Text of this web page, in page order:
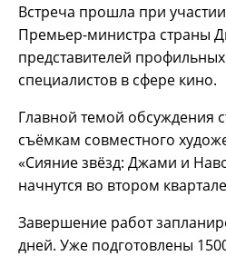
Встреча прошла при
Премьер-министра страны
представителей
специалистов в сфере кино.
Главной темой обсуждения
съёмкам совместного
«Сияние звёзд: Джами и
начнутся во втором
Завершение работ
дней. Уже подготовлены